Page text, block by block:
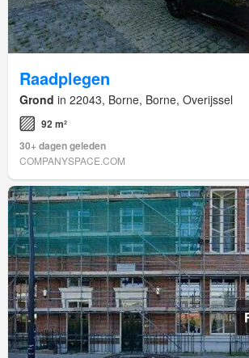
Raadplegen
Grond in 22043, Borne, Borne, Overijssel
92 m²
30+ dagen geleden
COMPANYSPACE.COM